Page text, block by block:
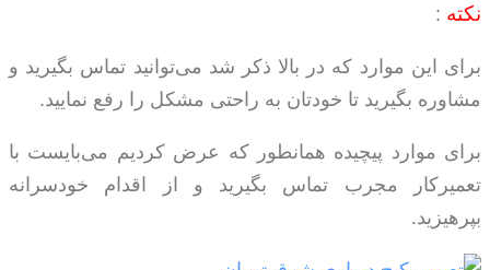
نکته :
برای این موارد که در بالا ذکر شد می‌توانید تماس بگیرید و
مشاوره بگیرید تا خودتان به راحتی مشکل را رفع نمایید.
برای موارد پیچیده همانطور که عرض کردیم می‌بایست با
تعمیرکار مجرب تماس بگیرید و از اقدام خودسرانه
بپرهیزید.